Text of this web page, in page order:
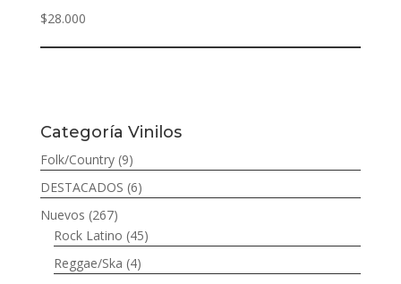
$28.000
Categoría Vinilos
Folk/Country (9)
DESTACADOS (6)
Nuevos (267)
Rock Latino (45)
Reggae/Ska (4)